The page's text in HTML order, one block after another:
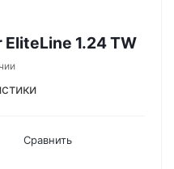
EliteLine 1.24 TW
Сравнить